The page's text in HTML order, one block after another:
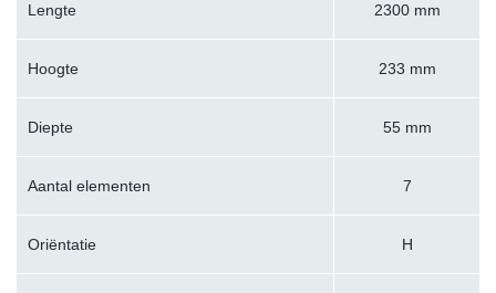
Lengte 2300 mm
Hoogte 233 mm
Diepte 55 mm
Aantal elementen 7
Oriëntatie H